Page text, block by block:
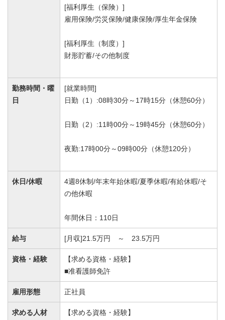
[福利厚生（保険）]
雇用保険/労災保険/健康保険/厚生年金保険
[福利厚生（制度）]
財形貯蓄/その他制度
勤務時間・曜
日
[就業時間]
日勤（1）:08時30分～17時15分（休憩60分）
日勤（2）:11時00分～19時45分（休憩60分）
夜勤:17時00分～09時00分（休憩120分）
休日/休暇
4週8休制/年末年始休暇/夏季休暇/有給休暇/そ
の他休暇
年間休日：110日
給与 [月収]21.5万円 ～ 23.5万円
資格・経験
【求める資格・経験】
■准看護師免許
雇用形態 正社員
求める人材
【求める資格・経験】